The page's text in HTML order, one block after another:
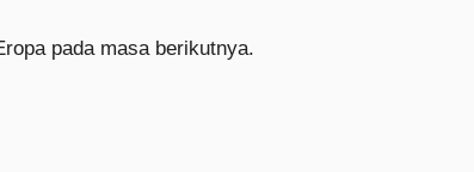
pada masa berikutnya.